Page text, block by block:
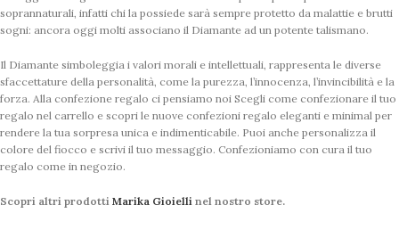
soprannaturali, infatti chi la possiede sarà sempre protetto da malattie e brutti
sogni: ancora oggi molti associano il Diamante ad un potente talismano.
Il Diamante simboleggia i valori morali e intellettuali, rappresenta le diverse
sfaccettature della personalità, come la purezza, l’innocenza, l’invincibilità e la
forza. Alla confezione regalo ci pensiamo noi Scegli come confezionare il tuo
regalo nel carrello e scopri le nuove confezioni regalo eleganti e minimal per
rendere la tua sorpresa unica e indimenticabile. Puoi anche personalizza il
colore del fiocco e scrivi il tuo messaggio. Confezioniamo con cura il tuo
regalo come in negozio.
Scopri altri prodotti Marika Gioielli nel nostro store.